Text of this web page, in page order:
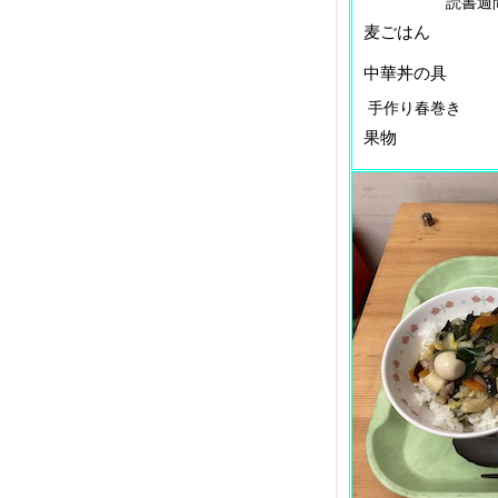
麦ごはん
中華丼の具
手作り春巻き
果物